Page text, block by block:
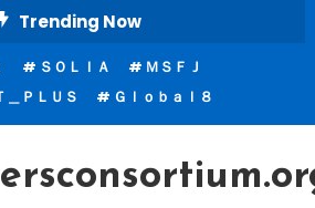
Trending Now
ＳＯＬＩＡ
ＭＳＦＪ
＿ＰＬＵＳ
Ｇｌｏｂａｌ８